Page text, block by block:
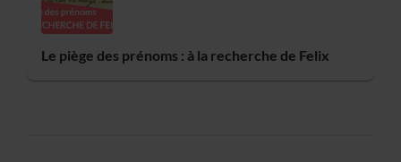
Le piège des prénoms : à la recherche de Felix